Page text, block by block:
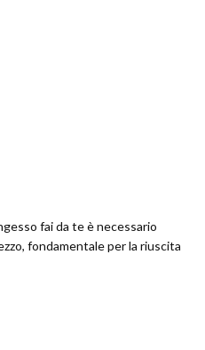
fai da te è necessario
fondamentale per la riuscita